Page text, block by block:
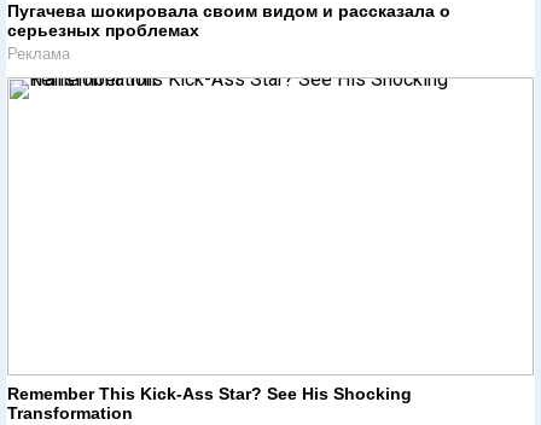
Пугачева шокировала своим видом и рассказала о
серьезных проблемах
Реклама
Remember This Kick-Ass Star? See His Shocking
Transformation